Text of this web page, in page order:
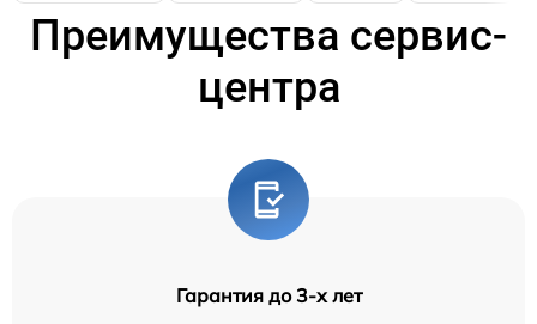
Преимущества сервис-
центра
Гарантия до 3-х лет